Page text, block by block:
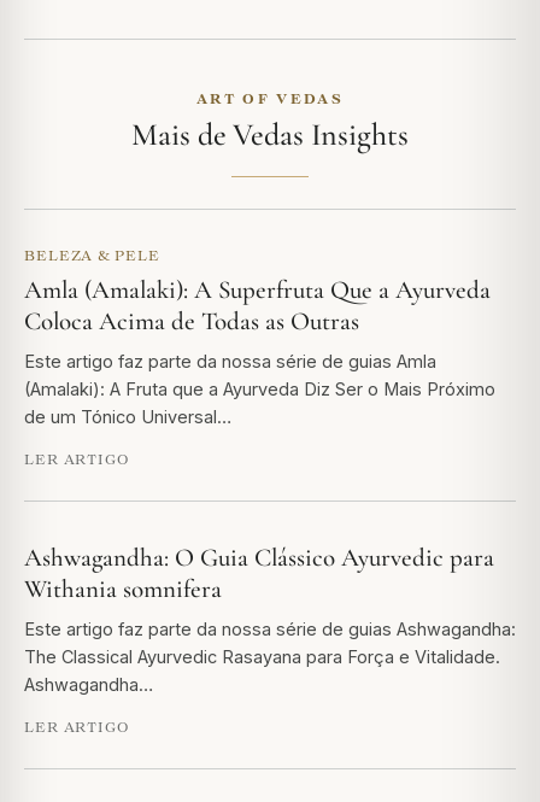
ART OF VEDAS
Mais de Vedas Insights
BELEZA & PELE
Amla (Amalaki): A Superfruta Que a Ayurveda
Coloca Acima de Todas as Outras
Este artigo faz parte da nossa série de guias Amla
(Amalaki): A Fruta que a Ayurveda Diz Ser o Mais Próximo
de um Tónico Universal…
LER ARTIGO
Ashwagandha: O Guia Clássico Ayurvedic para
Withania somnifera
Este artigo faz parte da nossa série de guias Ashwagandha:
The Classical Ayurvedic Rasayana para Força e Vitalidade.
Ashwagandha…
LER ARTIGO